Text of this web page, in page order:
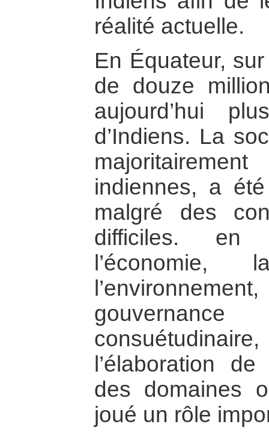
réalité actuelle.
En Équateur,
de douze
aujourd’hui
d’Indiens. La
indiennes, a
malgré des
difficiles. en
l’élaboration
des domaines
joué un rôle